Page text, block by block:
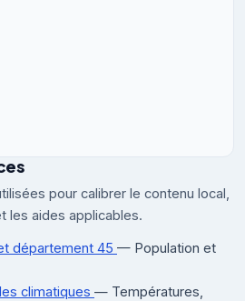
pour calibrer le contenu local,
les aides applicables.
département 45 — Population et
climatiques — Températures,